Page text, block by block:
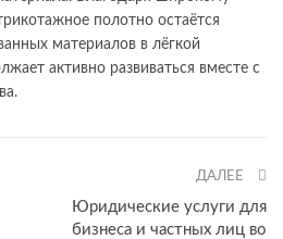
полотно остаётся
материалов в лёгкой
активно развиваться вместе с
ДАЛЕЕ
Юридические услуги для
бизнеса и частных лиц во